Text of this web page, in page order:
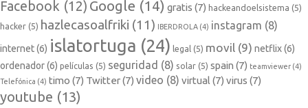
Facebook (12) Google (14) gratis (7) hackeandoelsistema (5)
hacker (5) hazlecasoalfriki (11) IBERDROLA (4) instagram (8)
internet(6) islatortuga (24) legal (5) movil (9) netflix(6)
ordenador(6) películas (5) seguridad (8) solar (5) spain (7) teamviewer (4)
Telefónica (4) timo (7) Twitter(7) video (8) virtual (7) virus (7)
youtube (13)